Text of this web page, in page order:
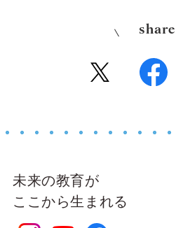
share
未来の教育が
ここから生まれる